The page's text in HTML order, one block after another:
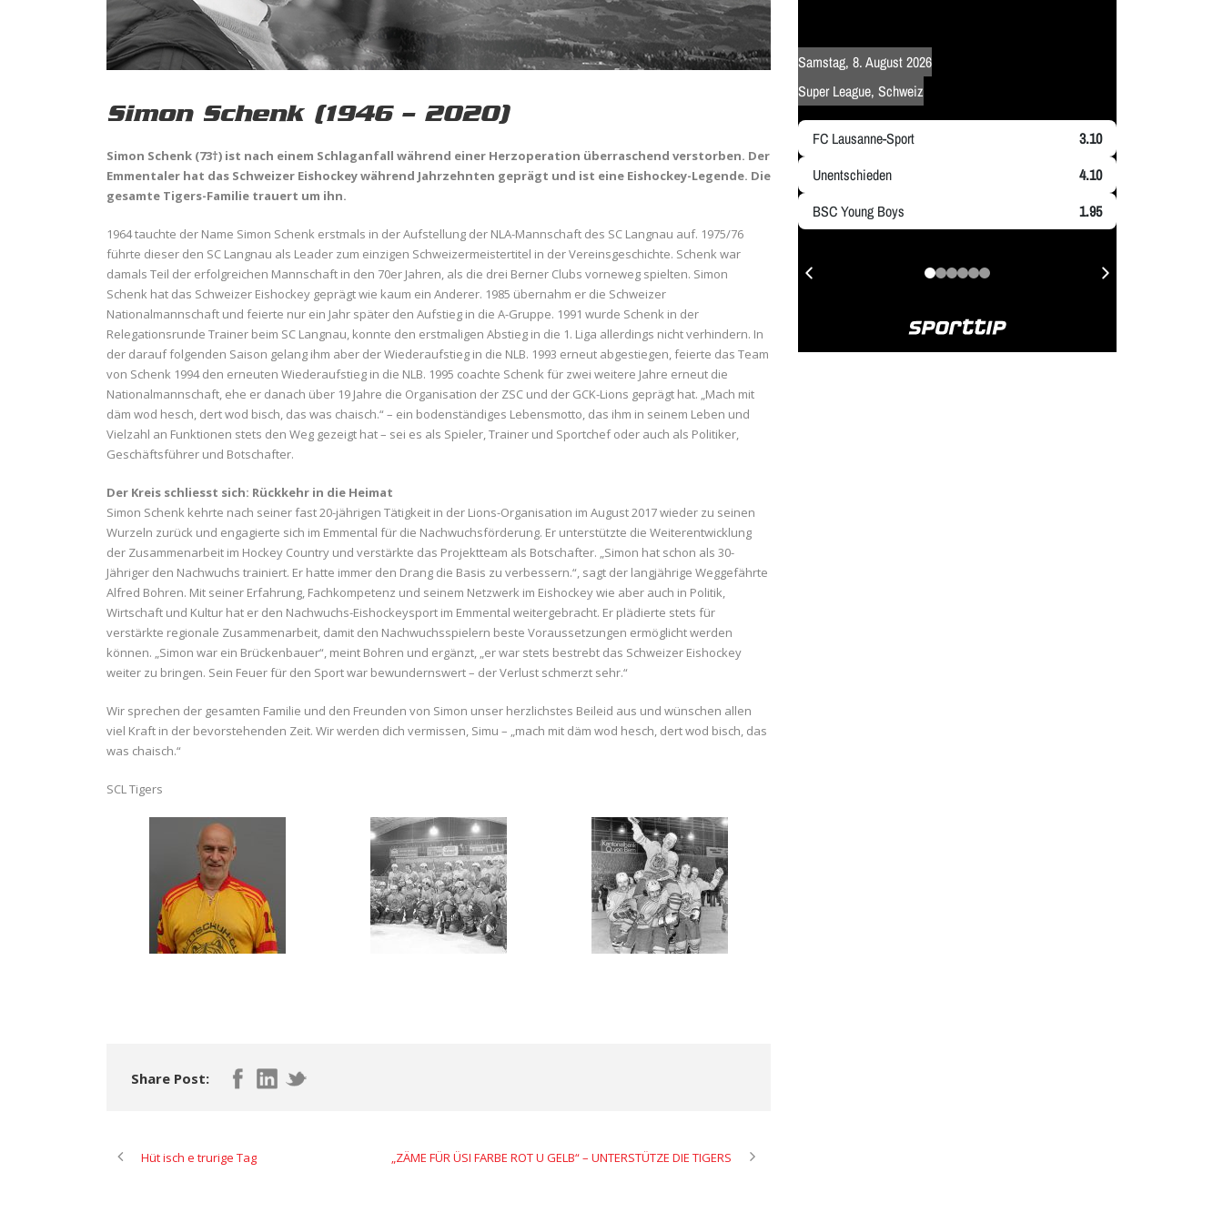
Simon Schenk (1946 – 2020)
Simon Schenk (73†) ist nach einem Schlaganfall während einer Herzoperation überraschend verstorben. Der
Emmentaler hat das Schweizer Eishockey während Jahrzehnten geprägt und ist eine Eishockey-Legende. Die
gesamte Tigers-Familie trauert um ihn.
1964 tauchte der Name Simon Schenk erstmals in der Aufstellung der NLA-Mannschaft des SC Langnau auf. 1975/76
führte dieser den SC Langnau als Leader zum einzigen Schweizermeistertitel in der Vereinsgeschichte. Schenk war
damals Teil der erfolgreichen Mannschaft in den 70er Jahren, als die drei Berner Clubs vorneweg spielten. Simon
Schenk hat das Schweizer Eishockey geprägt wie kaum ein Anderer. 1985 übernahm er die Schweizer
Nationalmannschaft und feierte nur ein Jahr später den Aufstieg in die A-Gruppe. 1991 wurde Schenk in der
Relegationsrunde Trainer beim SC Langnau, konnte den erstmaligen Abstieg in die 1. Liga allerdings nicht verhindern. In
der darauf folgenden Saison gelang ihm aber der Wiederaufstieg in die NLB. 1993 erneut abgestiegen, feierte das Team
von Schenk 1994 den erneuten Wiederaufstieg in die NLB. 1995 coachte Schenk für zwei weitere Jahre erneut die
Nationalmannschaft, ehe er danach über 19 Jahre die Organisation der ZSC und der GCK-Lions geprägt hat. „Mach mit
däm wod hesch, dert wod bisch, das was chaisch.“ – ein bodenständiges Lebensmotto, das ihm in seinem Leben und
Vielzahl an Funktionen stets den Weg gezeigt hat – sei es als Spieler, Trainer und Sportchef oder auch als Politiker,
Geschäftsführer und Botschafter.
Der Kreis schliesst sich: Rückkehr in die Heimat
Simon Schenk kehrte nach seiner fast 20-jährigen Tätigkeit in der Lions-Organisation im August 2017 wieder zu seinen
Wurzeln zurück und engagierte sich im Emmental für die Nachwuchsförderung. Er unterstützte die Weiterentwicklung
der Zusammenarbeit im Hockey Country und verstärkte das Projektteam als Botschafter. „Simon hat schon als 30-
Jähriger den Nachwuchs trainiert. Er hatte immer den Drang die Basis zu verbessern.“, sagt der langjährige Weggefährte
Alfred Bohren. Mit seiner Erfahrung, Fachkompetenz und seinem Netzwerk im Eishockey wie aber auch in Politik,
Wirtschaft und Kultur hat er den Nachwuchs-Eishockeysport im Emmental weitergebracht. Er plädierte stets für
verstärkte regionale Zusammenarbeit, damit den Nachwuchsspielern beste Voraussetzungen ermöglicht werden
können. „Simon war ein Brückenbauer“, meint Bohren und ergänzt, „er war stets bestrebt das Schweizer Eishockey
weiter zu bringen. Sein Feuer für den Sport war bewundernswert – der Verlust schmerzt sehr.“
Wir sprechen der gesamten Familie und den Freunden von Simon unser herzlichstes Beileid aus und wünschen allen
viel Kraft in der bevorstehenden Zeit. Wir werden dich vermissen, Simu – „mach mit däm wod hesch, dert wod bisch, das
was chaisch.“
SCL Tigers
Share Post:
Hüt isch e trurige Tag „ZÄME FÜR ÜSI FARBE ROT U GELB“ – UNTERSTÜTZE DIE TIGERS